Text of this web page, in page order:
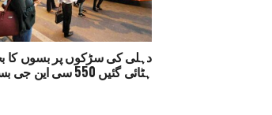
دہلی کی سڑکوں پر بسوں کا
ہٹائی گئیں 550 سی این جی بسیں